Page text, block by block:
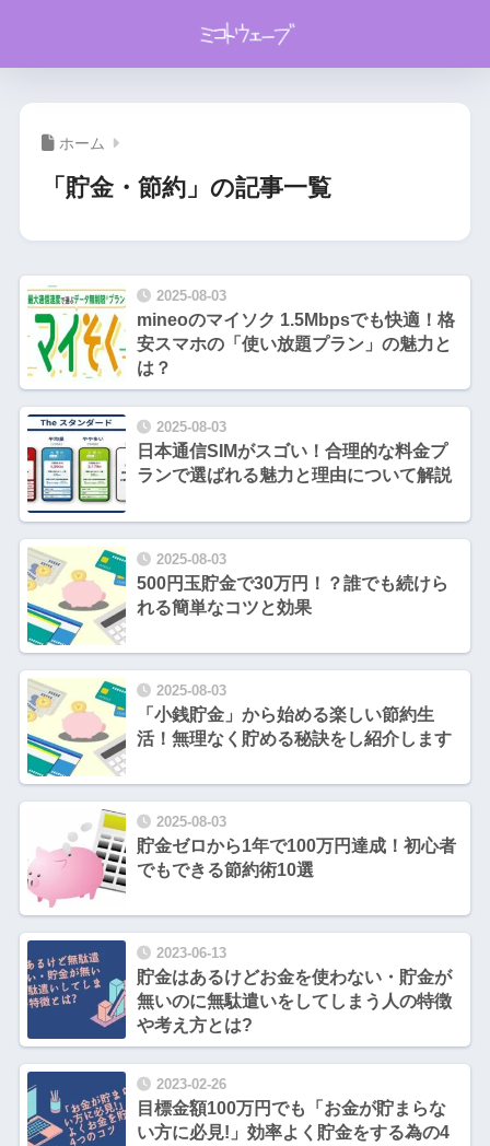
ホーム
「貯金・節約」の記事一覧
2025-08-03
mineoのマイソク 1.5Mbpsでも快適！格
安スマホの「使い放題プラン」の魅力と
は？
2025-08-03
日本通信SIMがスゴい！合理的な料金プ
ランで選ばれる魅力と理由について解説
2025-08-03
500円玉貯金で30万円！？誰でも続けら
れる簡単なコツと効果
2025-08-03
「小銭貯金」から始める楽しい節約生
活！無理なく貯める秘訣をし紹介します
2025-08-03
貯金ゼロから1年で100万円達成！初心者
でもできる節約術10選
2023-06-13
貯金はあるけどお金を使わない・貯金が
無いのに無駄遣いをしてしまう人の特徴
や考え方とは?
2023-02-26
目標金額100万円でも「お金が貯まらな
い方に必見!」効率よく貯金をする為の4